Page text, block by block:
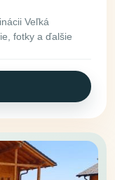
Veľká
fotky a ďalšie